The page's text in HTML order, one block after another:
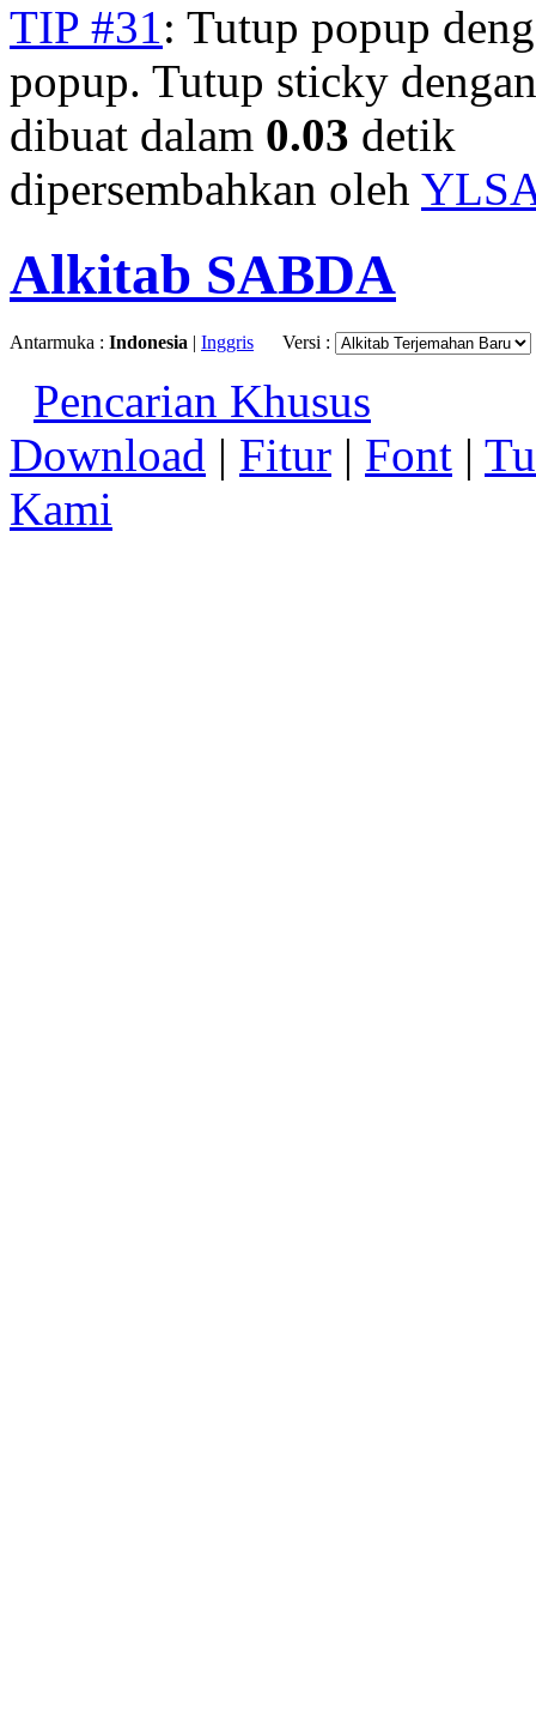
TIP #31: Tutup popup
popup. Tutup sticky
dibuat dalam 0.03 detik
dipersembahkan oleh
Alkitab SABDA
Antarmuka : Indonesia | Inggris Versi :
Pencarian Khusus
Download | Fitur | Font |
Kami